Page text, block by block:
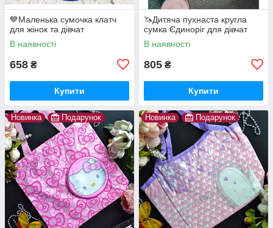
💙Маленька сумочка клатч
для жінок та дівчат
В наявності
658 ₴
Купити
🦄Дитяча пухнаста кругла
сумка Єдиноріг для дівчат
В наявності
805 ₴
Купити
Новинка Подарунок Новинка Подарунок